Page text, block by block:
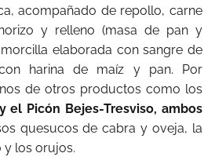
acompañado de repollo, carne
y relleno (masa de pan y
elaborada con sangre de
harina de maíz y pan. Por
de otros productos como los
el Picón Bejes-Tresviso, ambos
quesucos de cabra y oveja, la
y los orujos.